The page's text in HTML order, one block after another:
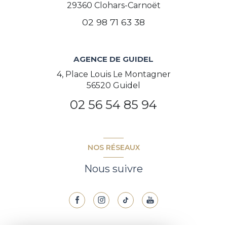
29360 Clohars-Carnoët
02 98 71 63 38
AGENCE DE GUIDEL
4, Place Louis Le Montagner
56520 Guidel
02 56 54 85 94
NOS RÉSEAUX
Nous suivre